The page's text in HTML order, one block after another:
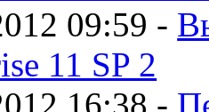
09:59 -
11 SP 2
16:38 -